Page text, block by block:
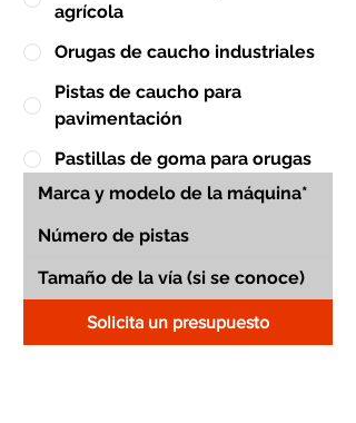
agrícola
Orugas de caucho industriales
Pistas de caucho para
pavimentación
Pastillas de goma para orugas
Solicita un presupuesto